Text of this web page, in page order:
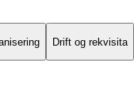
Drift og rekvisita